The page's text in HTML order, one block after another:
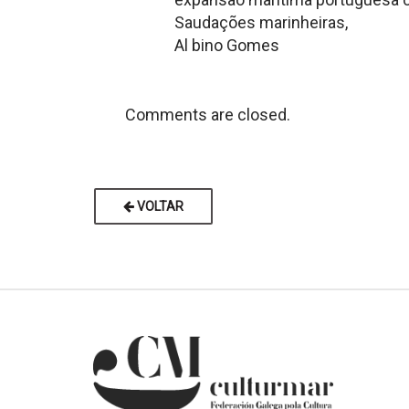
Saudações marinheiras,
Al bino Gomes
Comments are closed.
VOLTAR